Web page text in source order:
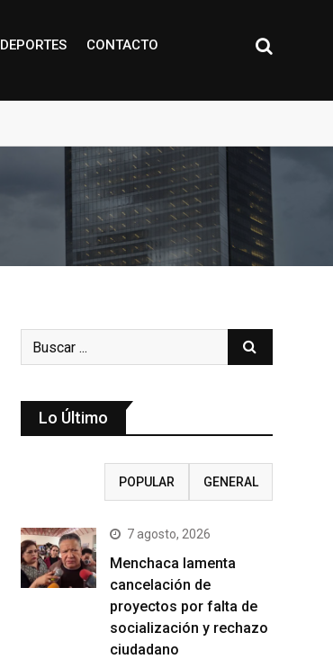
DEPORTES CONTACTO
Lo Último
POPULAR GENERAL
7 agosto, 2026
Menchaca lamenta
cancelación de
proyectos por falta de
socialización y rechazo
ciudadano